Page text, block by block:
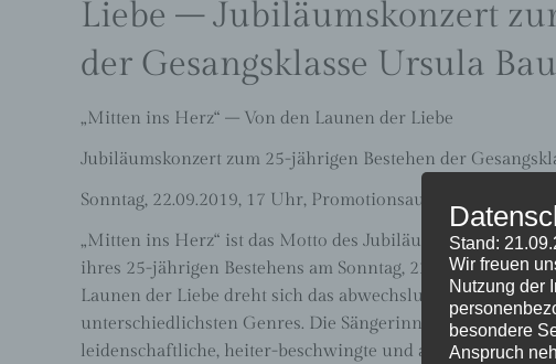
Liebe – Jubiläumskonzert
der Gesangsklasse Ursula
„Mitten ins Herz“ – Von den Launen der Liebe
Jubiläumskonzert zum 25-jährigen Bestehen der
Sonntag, 22.09.2019, 17 Uhr, Promotionsaula Trier
„Mitten ins Herz“ ist das Motto des Jubiläumskonzerts, zu
ihres 25-jährigen Bestehens am Sonntag, 22.09.2019, um
Launen der Liebe dreht sich das abwechslungsreiche
unterschiedlichsten Genres. Die Sängerinnen und Sänger
leidenschaftliche, heiter-beschwingte und abgründig-
Stand:
Wir freuen
Nutzung der
besondere
Anspruch